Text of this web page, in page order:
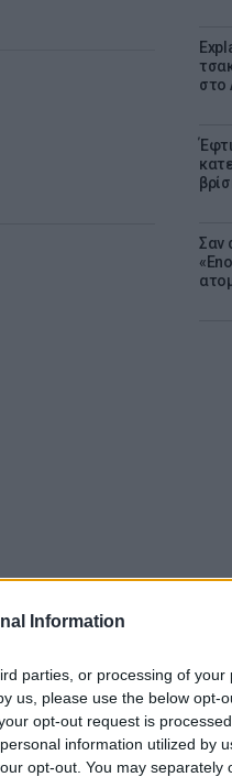
Information
parties, or processing of your
us, please use the below opt-
opt-out request is
information utilized by
opt-out. You may separately
στο
Σαν